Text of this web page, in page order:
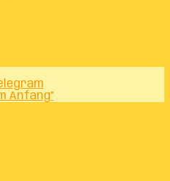
Anfang"